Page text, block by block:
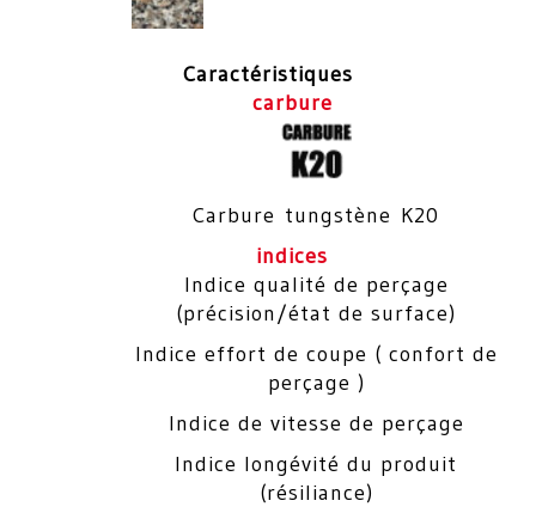
Caractéristiques
carbure
Carbure tungstène K20
indices
Indice qualité de perçage
(précision/état de surface)
Indice effort de coupe ( confort de
perçage )
Indice de vitesse de perçage
Indice longévité du produit
(résiliance)